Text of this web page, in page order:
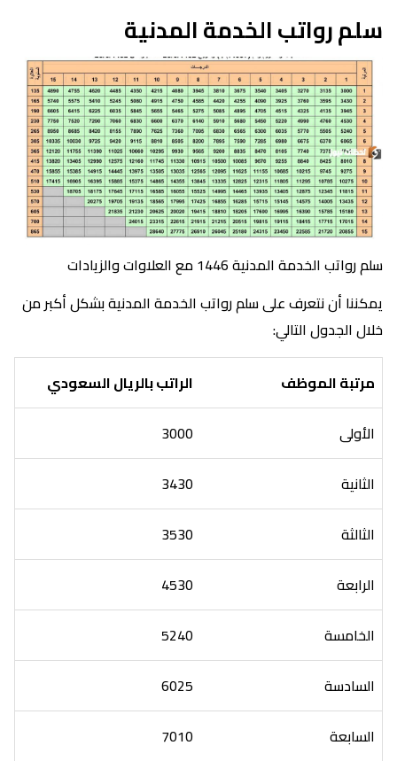
سلم رواتب الخدمة المدنية
سلم رواتب الخدمة المدنية 1446 مع العلاوات والزيادات
يمكننا أن نتعرف على سلم رواتب الخدمة المدنية بشكل أكبر من
خلال الجدول التالي:
مرتبة الموظف
الراتب بالريال السعودي
الأولى
3000
الثانية
3430
الثالثة
3530
الرابعة
4530
الخامسة
5240
السادسة
6025
السابعة
7010